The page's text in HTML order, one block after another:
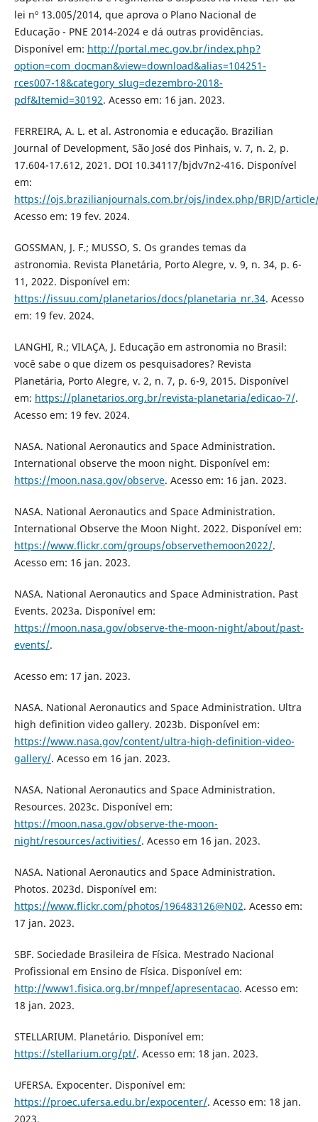
lei nº 13.005/2014, que aprova o Plano Nacional de
Educação - PNE 2014-2024 e dá outras providências.
Disponível em: http://portal.mec.gov.br/index.php?
option=com_docman&view=download&alias=104251-
rces007-18&category_slug=dezembro-2018-
pdf&Itemid=30192. Acesso em: 16 jan. 2023.
FERREIRA, A. L. et al. Astronomia e educação. Brazilian
Journal of Development, São José dos Pinhais, v. 7, n. 2, p.
17.604-17.612, 2021. DOI 10.34117/bjdv7n2-416. Disponível
em:
https://ojs.brazilianjournals.com.br/ojs/index.php/BRJD/
Acesso em: 19 fev. 2024.
GOSSMAN, J. F.; MUSSO, S. Os grandes temas da
astronomia. Revista Planetária, Porto Alegre, v. 9, n. 34, p. 6-
11, 2022. Disponível em:
https://issuu.com/planetarios/docs/planetaria_nr.34. Acesso
em: 19 fev. 2024.
LANGHI, R.; VILAÇA, J. Educação em astronomia no Brasil:
você sabe o que dizem os pesquisadores? Revista
Planetária, Porto Alegre, v. 2, n. 7, p. 6-9, 2015. Disponível
em: https://planetarios.org.br/revista-planetaria/edicao-7/.
Acesso em: 19 fev. 2024.
NASA. National Aeronautics and Space Administration.
International observe the moon night. Disponível em:
https://moon.nasa.gov/observe. Acesso em: 16 jan. 2023.
NASA. National Aeronautics and Space Administration.
International Observe the Moon Night. 2022. Disponível em:
https://www.flickr.com/groups/observethemoon2022/.
Acesso em: 16 jan. 2023.
NASA. National Aeronautics and Space Administration. Past
Events. 2023a. Disponível em:
https://moon.nasa.gov/observe-the-moon-night/about/past-
events/.
Acesso em: 17 jan. 2023.
NASA. National Aeronautics and Space Administration. Ultra
high definition video gallery. 2023b. Disponível em:
https://www.nasa.gov/content/ultra-high-definition-video-
gallery/. Acesso em 16 jan. 2023.
NASA. National Aeronautics and Space Administration.
Resources. 2023c. Disponível em:
https://moon.nasa.gov/observe-the-moon-
night/resources/activities/. Acesso em 16 jan. 2023.
NASA. National Aeronautics and Space Administration.
Photos. 2023d. Disponível em:
https://www.flickr.com/photos/196483126@N02. Acesso em:
17 jan. 2023.
SBF. Sociedade Brasileira de Física. Mestrado Nacional
Profissional em Ensino de Física. Disponível em:
http://www1.fisica.org.br/mnpef/apresentacao. Acesso em:
18 jan. 2023.
STELLARIUM. Planetário. Disponível em:
https://stellarium.org/pt/. Acesso em: 18 jan. 2023.
UFERSA. Expocenter. Disponível em:
https://proec.ufersa.edu.br/expocenter/. Acesso em: 18 jan.
2023.